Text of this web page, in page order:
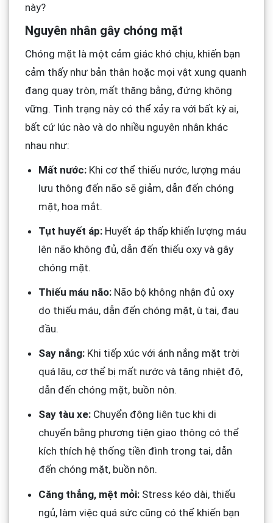
này?
Nguyên nhân gây chóng mặt
Chóng mặt là một cảm giác khó chịu, khiến bạn
cảm thấy như bản thân hoặc mọi vật xung quanh
đang quay tròn, mất thăng bằng, đứng không
vững. Tình trạng này có thể xảy ra với bất kỳ ai,
bất cứ lúc nào và do nhiều nguyên nhân khác
nhau như:
Mất nước:Khi cơ thể thiếu nước, lượng máu
lưu thông đến não sẽ giảm, dẫn đến chóng
mặt, hoa mắt.
Tụt huyết áp: Huyết áp thấp khiến lượng máu
lên não không đủ, dẫn đến thiếu oxy và gây
chóng mặt.
Thiếu máu não:Não bộ không nhận đủ oxy
do thiếu máu, dẫn đến chóng mặt, ù tai, đau
đầu.
Say nắng: Khi tiếp xúc với ánh nắng mặt trời
quá lâu, cơ thể bị mất nước và tăng nhiệt độ,
dẫn đến chóng mặt, buồn nôn.
Say tàu xe: Chuyển động liên tục khi di
chuyển bằng phương tiện giao thông có thể
kích thích hệ thống tiền đình trong tai, dẫn
đến chóng mặt, buồn nôn.
Căng thẳng, mệt mỏi:Stress kéo dài, thiếu
ngủ, làm việc quá sức cũng có thể khiến bạn